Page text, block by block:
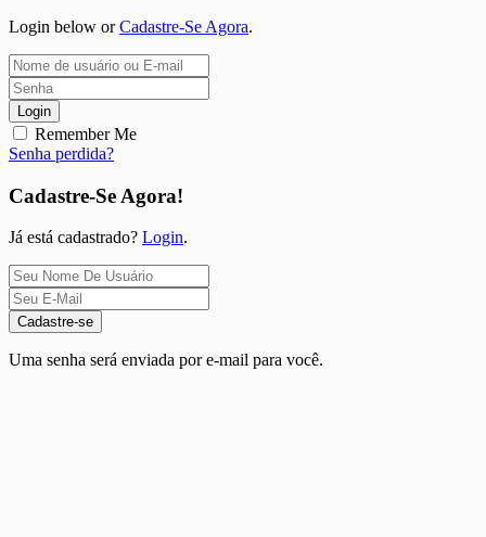
Login below orCadastre-Se Agora.
Login
Remember Me
Senha perdida?
Cadastre-Se Agora!
Já está cadastrado? Login.
Cadastre-se
Uma senha será enviada por e-mail para você.